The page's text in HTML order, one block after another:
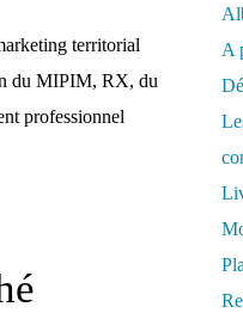
territorial
du MIPIM, RX, du
professionnel
A